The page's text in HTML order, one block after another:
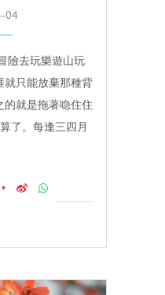
04
險去玩樂遊山玩
就只能放棄那種背
的就是拖著喼住住
了。每逢三四月